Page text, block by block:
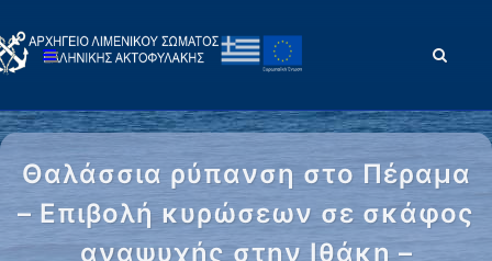
Θαλάσσια ρύπανση στο Πέραμα
– Επιβολή κυρώσεων σε σκάφος
αναψυχής στην Ιθάκη –